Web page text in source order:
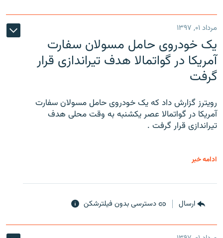
مرداد ۰۱, ۱۳۹۷
یک خودروی حامل مسولان سفارت
آمریکا در گواتمالا هدف تیراندازی قرار
گرفت
رویترز گزارش داد که یک خودروی حامل مسولان سفارت
آمریکا در گواتمالا عصر یکشنبه به وقت محلی هدف
تیراندازی قرار گرفت .
ادامه خبر
ارسال دسترسی بدون فیلترشکن